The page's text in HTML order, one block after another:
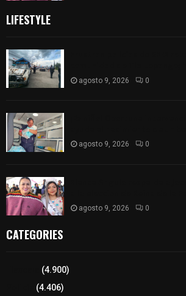
LIFESTYLE
agosto 9, 2026 0
agosto 9, 2026 0
agosto 9, 2026 0
CATEGORIES
(4.900)
(4.406)